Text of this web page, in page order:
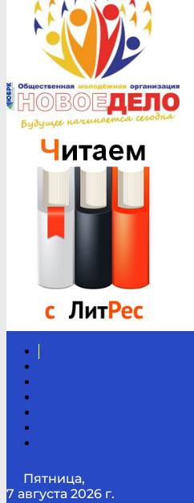
Пятница,
7 августа 2026 г.